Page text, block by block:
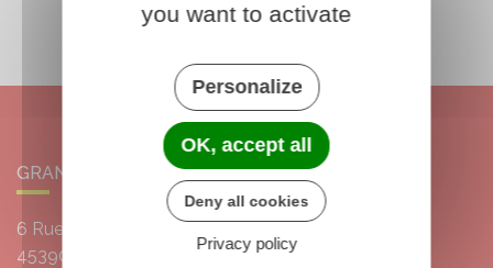
GRANGERMONT
6 Rue de l'École
45390
you want to activate
Personalize
OK, accept all
Deny all cookies
Privacy policy